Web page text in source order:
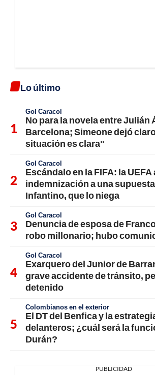
Lo último
Gol Caracol
No para la novela entre Julián
Barcelona; Simeone dejó
situación es clara"
Gol Caracol
Escándalo en la FIFA: la
indemnización a una
Infantino, que lo niega
Gol Caracol
Denuncia de esposa de
robo millonario; hubo
Gol Caracol
Exarquero del Junior de
grave accidente de tránsito,
detenido
Colombianos en el exterior
El DT del Benfica y la
delanteros; ¿cuál será la
Durán?
PUBLICIDAD